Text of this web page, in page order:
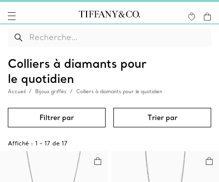
Colliers à diamants pour
le quotidien
Accueil Bijoux griffés Colliers à diamants pour le quotidien
Filtrer par Trier par
Affiché : 1 - 17 de 17